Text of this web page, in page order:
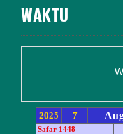
WAKTU